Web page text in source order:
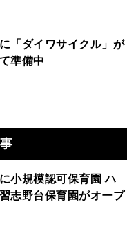
「ダイワサイクル」が
準備中
小規模認可保育園 ハ
志野台保育園がオープ